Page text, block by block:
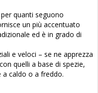
quanti seguono
un più accentuato
ed è in grado di
e veloci – se ne apprezza
quelli a base di spezie,
caldo o a freddo.